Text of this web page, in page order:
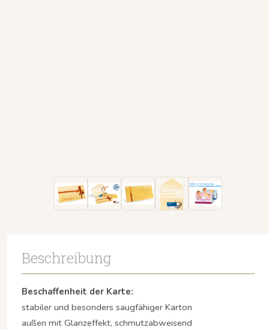
Beschreibung
Beschaffenheit der Karte:
stabiler und besonders saugfähiger Karton
außen mit Glanzeffekt, schmutzabweisend